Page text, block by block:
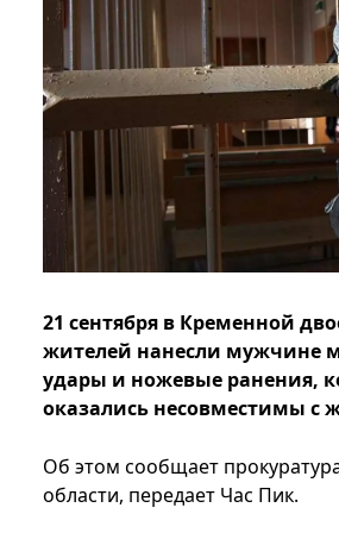
21 сентября в Кременной
жителей нанесли мужчине
удары и ножевые ранения,
оказались несовместимы с
Об этом сообщает
области, передает Час Пик.